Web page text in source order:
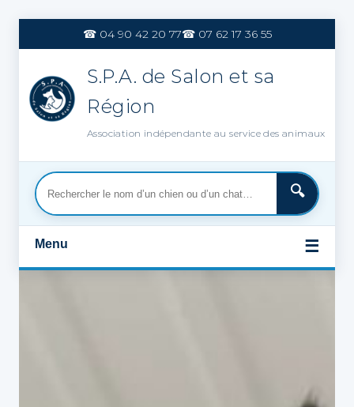
contenu
☎ 04 90 42 20 77☎ 07 62 17 36 55
S.P.A. de Salon et sa
Région
Association indépendante au service des animaux
Menu ☰